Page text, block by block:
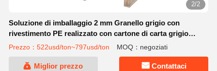
2/2
Soluzione di imballaggio 2 mm Granello grigio con
rivestimento PE realizzato con cartone di carta grigio
riciclato
Prezzo：522usd/ton~797usd/ton MOQ：negoziati
Miglior prezzo Contattaci